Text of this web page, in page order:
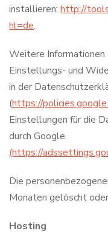
installieren: http://
hl=de.
Weitere Informationen
Einstellungs- und
in der
(https://
Einstellungen für die
durch Google
(https://
Die
Monaten gelöscht
Hosting